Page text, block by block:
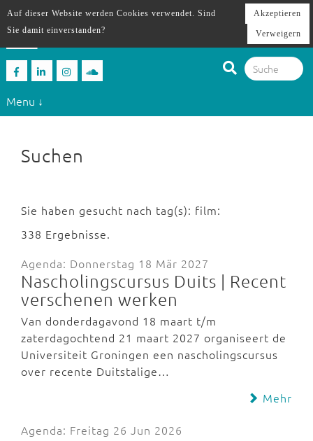
Menu ↓
Suchen
Sie haben gesucht nach tag(s): film:
338 Ergebnisse.
Agenda: Donnerstag 18 Mär 2027
Nascholingscursus Duits | Recent
verschenen werken
Van donderdagavond 18 maart t/m
zaterdagochtend 21 maart 2027 organiseert de
Universiteit Groningen een nascholingscursus
over recente Duitstalige…
Mehr
Agenda: Freitag 26 Jun 2026
Auf dieser Website werden Cookies verwendet. Sind
Sie damit einverstanden?
Akzeptieren
Verweigern